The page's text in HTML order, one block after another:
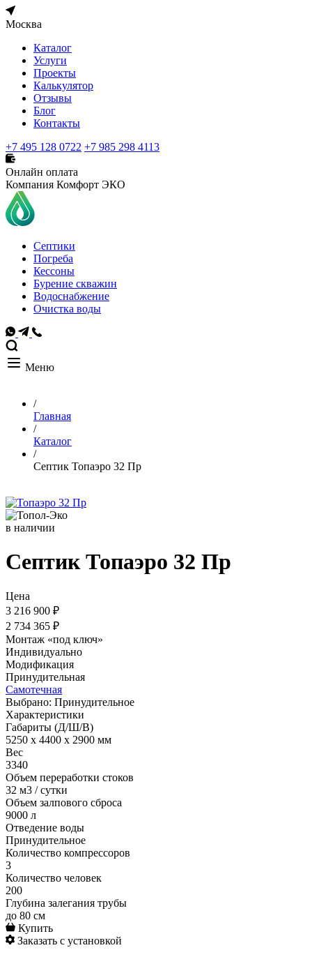
Москва
Каталог
Услуги
Проекты
Калькулятор
Отзывы
Блог
Контакты
+7 495 128 0722 +7 985 298 4113
Онлайн оплата
Компания Комфорт ЭКО
Септики
Погреба
Кессоны
Бурение скважин
Водоснабжение
Очистка воды
Меню
/
Главная
/
Каталог
/
Септик Топаэро 32 Пр
в наличии
Септик Топаэро 32 Пр
Цена
3 216 900 ₽
2 734 365 ₽
Монтаж «под ключ»
Индивидуально
Модификация
Принудительная
Самотечная
Выбрано: Принудительное
Характеристики
Габариты (Д/Ш/В)
5250 x 4400 x 2900 мм
Вес
3340
Объем переработки стоков
32 м3 / сутки
Объем залпового сброса
9000 л
Отведение воды
Принудительное
Количество компрессоров
3
Количество человек
200
Глубина залегания трубы
до 80 см
Купить
Заказать с установкой